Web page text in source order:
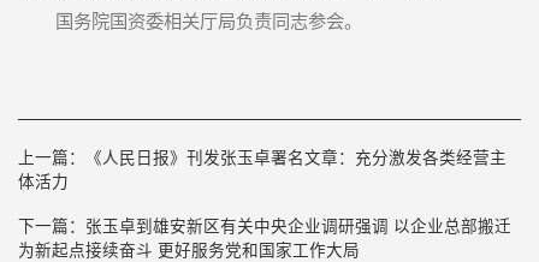
国务院国资委相关厅局负责同志参会。
上一篇：
《人民日报》刊发张玉卓署名文章：充分激发各类经营主
体活力
下一篇： 张玉卓到雄安新区有关中央企业调研强调 以企业总部搬迁
为新起点接续奋斗 更好服务党和国家工作大局